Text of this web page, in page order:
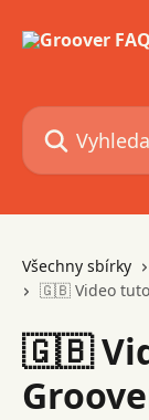
Vyhledat v
Všechny sbírky
🇬🇧 Video
🇬🇧